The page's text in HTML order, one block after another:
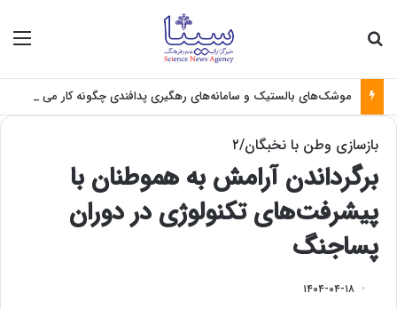
موشک‌های بالستیک و سامانه‌های رهگیری پدافندی چگونه کار می کنند؟
بازسازی وطن با نخبگان/۲
برگرداندن آرامش به هموطنان با
پیشرفت‌های تکنولوژی در دوران
پساجنگ
۱۴۰۴-۰۴-۱۸